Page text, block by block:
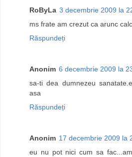
RoByLa 3 decembrie 2009 la
ms frate am crezut ca arunc
Răspundeți
Anonim 6 decembrie 2009 la
sa-ti dea dumnezeu
asa
Răspundeți
Anonim 17 decembrie 2009 la
eu nu pot nici cum sa